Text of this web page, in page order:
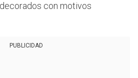
con motivos
PUBLICIDAD